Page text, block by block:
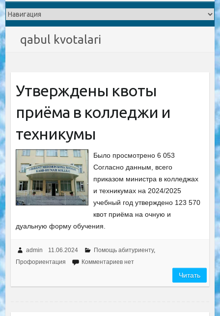
qabul kvotalari
Утверждены квоты
приёма в колледжи и
техникумы
Было просмотрено 6 053
Согласно данным, всего
приказом министра в колледжах
и техникумах на 2024/2025
учебный год утверждено 123 570
квот приёма на очную и
дуальную форму обучения.
admin 11.06.2024 Помощь абитуриенту,
Профориентация
Комментариев нет
Читать